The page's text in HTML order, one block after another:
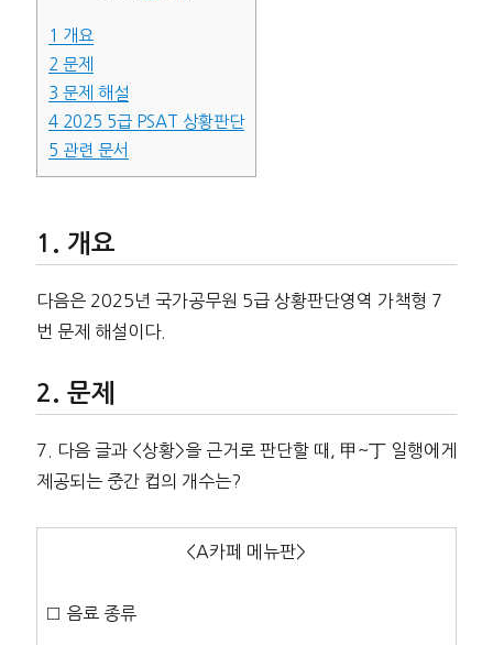
1 개요
2 문제
3 문제 해설
42025 5급 PSAT 상황판단
5 관련 문서
개요
다음은 2025년 국가공무원 5급 상황판단영역 가책형 7
번 문제 해설이다.
문제
7. 다음 글과 <상황>을 근거로 판단할 때, 甲~丁 일행에게
제공되는 중간 컵의 개수는?
<A카페 메뉴판>
□ 음료 종류